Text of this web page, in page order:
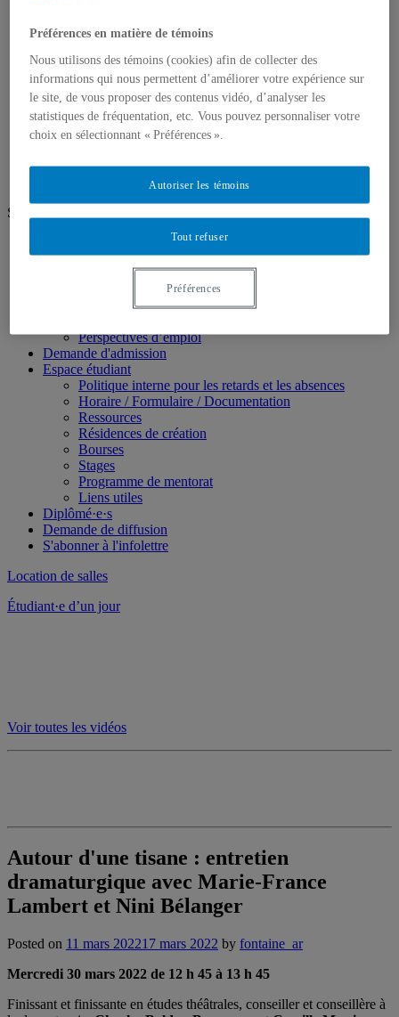
Billetterie
Recherche
Groupes de recherche
Publications
Mémoires et thèses
Centre de documentation (CEDEST)
Formulaire Résidence de recherche/création
Suivez-nous
Instagram
Futur·e·s étudiant·e·s
Perspectives d’emploi
Demande d'admission
Espace étudiant
Politique interne pour les retards et les absences
Horaire / Formulaire / Documentation
Ressources
Résidences de création
Bourses
Stages
Programme de mentorat
Liens utiles
Diplômé·e·s
Demande de diffusion
S'abonner à l'infolettre
Location de salles
Étudiant·e d’un jour
Voir toutes les vidéos
Autour d'une tisane : entretien
dramaturgique avec Marie-France
Lambert et Nini Bélanger
Posted on 11 mars 202217 mars 2022 by fontaine_ar
Mercredi 30 mars 2022 de 12 h 45 à 13 h 45
Finissant et finissante en études théâtrales, conseiller et conseillère à
Préférences en matière de témoins
Nous utilisons des témoins (cookies) afin de collecter des
informations qui nous permettent d’améliorer votre expérience sur
le site, de vous proposer des contenus vidéo, d’analyser les
statistiques de fréquentation, etc. Vous pouvez personnaliser votre
choix en sélectionnant « Préférences ».
Tout refuser
Autoriser les témoins
Préférences